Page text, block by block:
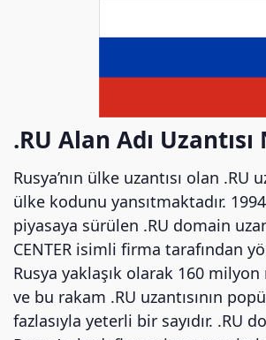
.RU Alan Adı
Rusya’nın ülke uzantısı olan .RU
ülke kodunu yansıtmaktadır. 1994
piyasaya sürülen .RU domain
CENTER isimli firma tarafından
Rusya yaklaşık olarak 160
ve bu rakam .RU uzantısının
fazlasıyla yeterli bir sayıdır. .RU